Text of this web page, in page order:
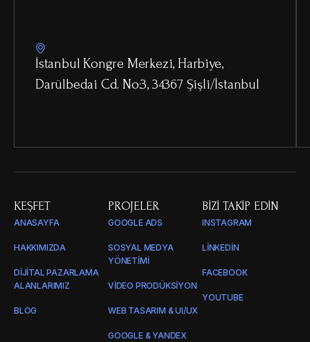
İstanbul Kongre Merkezi, Harbiye,
Darülbedai Cd. No:3, 34367 Şişli/İstanbul
KEŞFET
ANASAYFA
HAKKIMIZDA
DIJITAL PAZARLAMA
ALANLARIMIZ
BLOG
PROJELER
GOOGLE ADS
SOSYAL MEDYA
YÖNETIMI
VIDEO PRODÜKSIYON
WEB TASARIM & UI/UX
GOOGLE & YANDEX
BIZI TAKIP EDIN
INSTAGRAM
LINKEDIN
FACEBOOK
YOUTUBE